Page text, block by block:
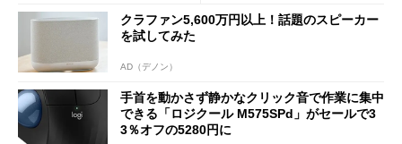
クラファン5,600万円以上！話題のスピーカー
を試してみた
AD（デノン）
手首を動かさず静かなクリック音で作業に集中
できる「ロジクール M575SPd」がセールで3
3％オフの5280円に